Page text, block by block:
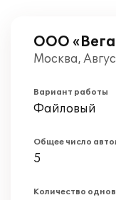
ООО
Москва,
Вариант работы
Файловый
Общее число
5
Количество